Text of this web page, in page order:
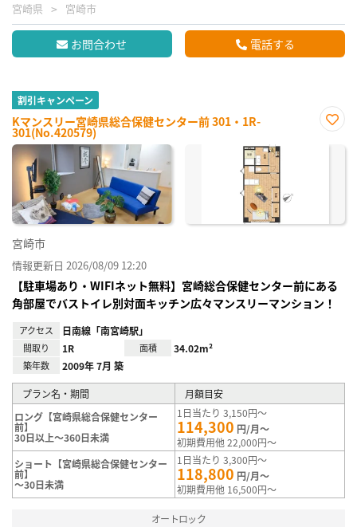
宮崎県 宮崎市
お問合わせ 電話する
割引キャンペーン
Kマンスリー宮崎県総合保健センター前 301・1R-
301(No.420579)
に入
宮崎市
情報更新日 2026/08/09 12:20
【駐車場あり・WIFIネット無料】宮崎総合保健センター前にある
角部屋でバストイレ別対面キッチン広々マンスリーマンション！
アクセス 日南線「南宮崎駅」
間取り 1R 面積 34.02m²
築年数 2009年 7月 築
プラン名・期間
月額目安
ロング【宮崎県総合保健センター
前】
30日以上～360日未満
1日当たり 3,150円～
114,300 円/月～
初期費用他 22,000円～
ショート【宮崎県総合保健センター
前】
～30日未満
1日当たり 3,300円～
118,800 円/月～
初期費用他 16,500円～
オートロック